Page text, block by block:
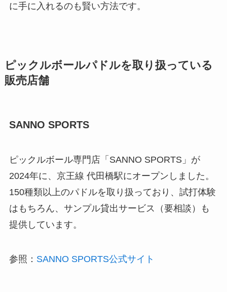
に手に入れるのも賢い方法です。
ピックルボールパドルを取り扱っている
販売店舗
SANNO SPORTS
ピックルボール専門店「SANNO SPORTS」が
2024年に、京王線 代田橋駅にオープンしました。
150種類以上のパドルを取り扱っており、試打体験
はもちろん、サンプル貸出サービス（要相談）も
提供しています。
参照： SANNO SPORTS公式サイト